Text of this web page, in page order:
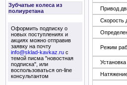
Зубчатые колеса из
полиуретана
Оформить подписку о
новых поступлениях и
акциях можно отправив
заявку на почту
info@sklad-kavkaz.ruс
темой писма "новостная
подписка", или
воспользоваться on-line
консультантом
Привод
Скорость
Режим